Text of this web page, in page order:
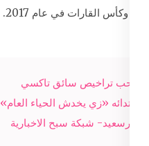
وكأس القارات في عام 2017.
Post
navigation
سحب تراخيص سائق تاكسي
لارتدائه «زي يخدش الحياء العام»
ببورسعيد- شبكة سبح الاخبارية